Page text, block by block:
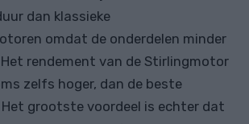
dan klassieke
omdat de onderdelen minder
rendement van de Stirlingmotor
zelfs hoger, dan de beste
grootste voordeel is echter dat